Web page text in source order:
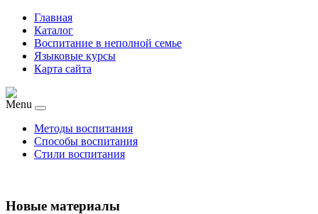
Главная
Каталог
Воспитание в неполной семье
Языковые курсы
Карта сайта
Menu
Методы воспитания
Способы воспитания
Стили воспитания
Новые материалы